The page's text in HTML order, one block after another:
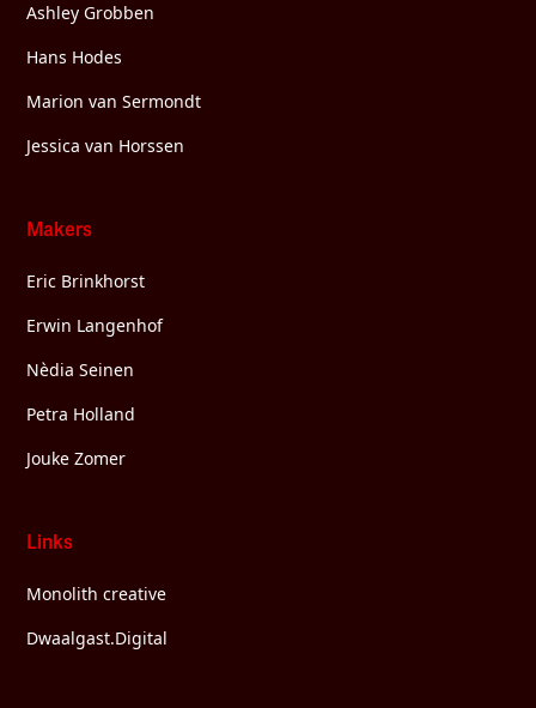
Ashley Grobben
Hans Hodes
Marion van Sermondt
Jessica van Horssen
Makers
Eric Brinkhorst
Erwin Langenhof
Nèdia Seinen
Petra Holland
Jouke Zomer
Links
Monolith creative
Dwaalgast.Digital